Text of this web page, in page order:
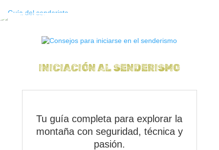
INICIACIÓN AL SENDERISMO
Tu guía completa para explorar la
montaña con seguridad, técnica y
pasión.